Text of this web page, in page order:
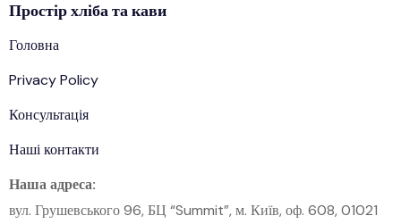
Простірхлібата кави
Головна
Privacy Policy
Консультація
Наші контакти
Наша адреса:
вул. Грушевського 96, БЦ “Summit”, м. Київ, оф. 608, 01021